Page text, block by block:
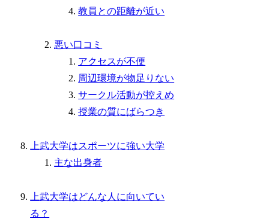
教員との距離が近い
悪い口コミ
アクセスが不便
周辺環境が物足りない
サークル活動が控えめ
授業の質にばらつき
上武大学はスポーツに強い大学
主な出身者
上武大学はどんな人に向いてい
る？